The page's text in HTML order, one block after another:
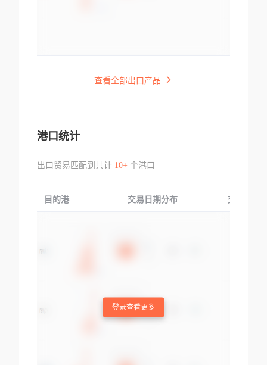
查看全部出口产品
港口统计
出口贸易匹配到共计 10+个港口
目的港 交易日期分布 交易产品
登录查看更多